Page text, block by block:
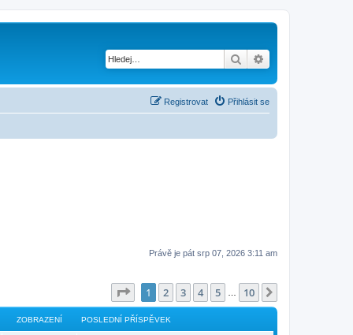
Hledat
Přihlásit se
Registrovat
Právě je pát srp 07, 2026 3:11 am
Stránka z
1 2 3 4 5 10
ZOBRAZENÍ POSLEDNÍ PŘÍSPĚVEK